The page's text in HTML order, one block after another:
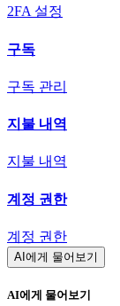
2FA 설정
구독
구독 관리
지불 내역
지불 내역
계정 권한
계정 권한
AI에게 물어보기
AI에게 물어보기